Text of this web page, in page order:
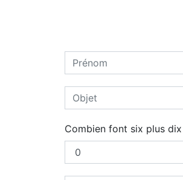
Combien font six plus dix